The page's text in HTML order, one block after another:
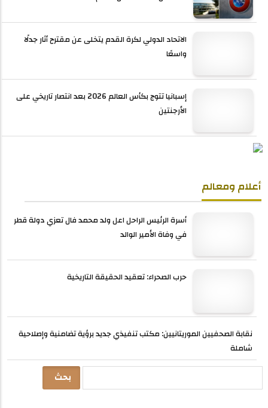
الاتحاد الدولي لكرة القدم يتخلى عن مقترح أثار جدلًا
واسعًا
إسبانيا تتوج بكأس العالم 2026 بعد انتصار تاريخي على
الأرجنتين
أعلام ومعالم
أسرة الرئيس الراحل اعل ولد محمد فال تعزي دولة قطر
في وفاة الأمير الوالد
حرب الصحراء: تعقيد الحقيقة التاريخية
نقابة الصحفيين الموريتانيين: مكتب تنفيذي جديد برؤية تضامنية وإصلاحية
شاملة